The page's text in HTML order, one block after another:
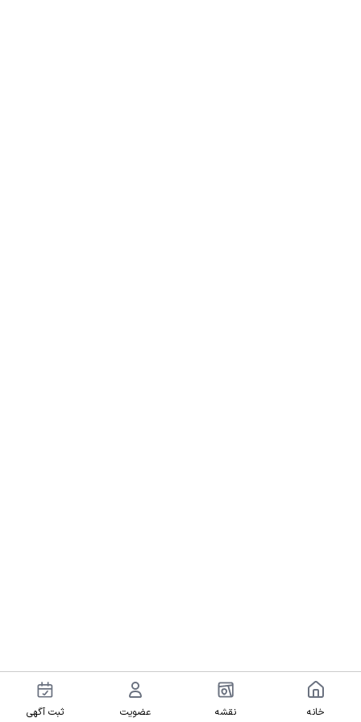
خانه نقشه عضویت ثبت آگهی